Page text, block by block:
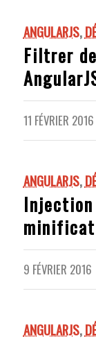
ANGULARJS,
Filtrer
11 FÉVRIER 2016
ANGULARJS,
Injection
9 FÉVRIER 2016
ANGULARJS,